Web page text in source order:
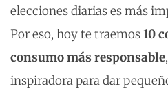
elecciones diarias es más
Por eso, hoy te traemos10
consumo más responsable
inspiradora para dar